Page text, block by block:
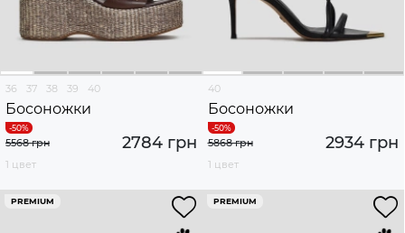
36 37 38 39 40
Босоножки
2784 грн
5568 грн
1 цвет
40
Босоножки
2934 грн
5868 грн
1 цвет
PREMIUM PREMIUM